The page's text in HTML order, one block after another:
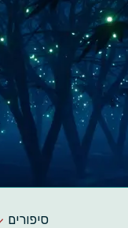
סיפורים